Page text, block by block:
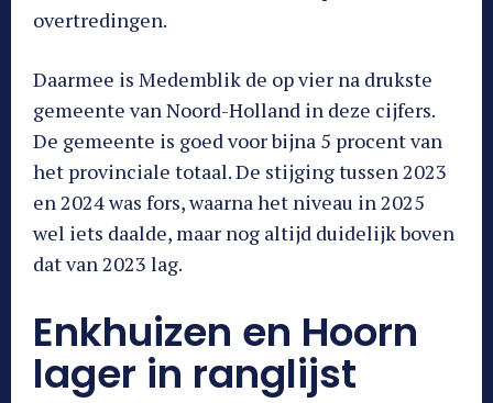
overtredingen.
Daarmee is Medemblik de op vier na drukste
gemeente van Noord-Holland in deze cijfers.
De gemeente is goed voor bijna 5 procent van
het provinciale totaal. De stijging tussen 2023
en 2024 was fors, waarna het niveau in 2025
wel iets daalde, maar nog altijd duidelijk boven
dat van 2023 lag.
Enkhuizen en Hoorn
lager in ranglijst